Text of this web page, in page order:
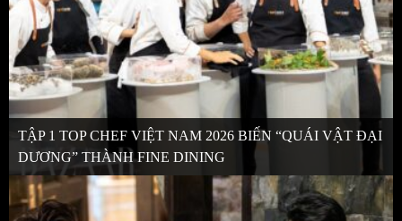
TẬP 1 TOP CHEF VIỆT NAM 2026 BIẾN “QUÁI VẬT ĐẠI
DƯƠNG” THÀNH FINE DINING